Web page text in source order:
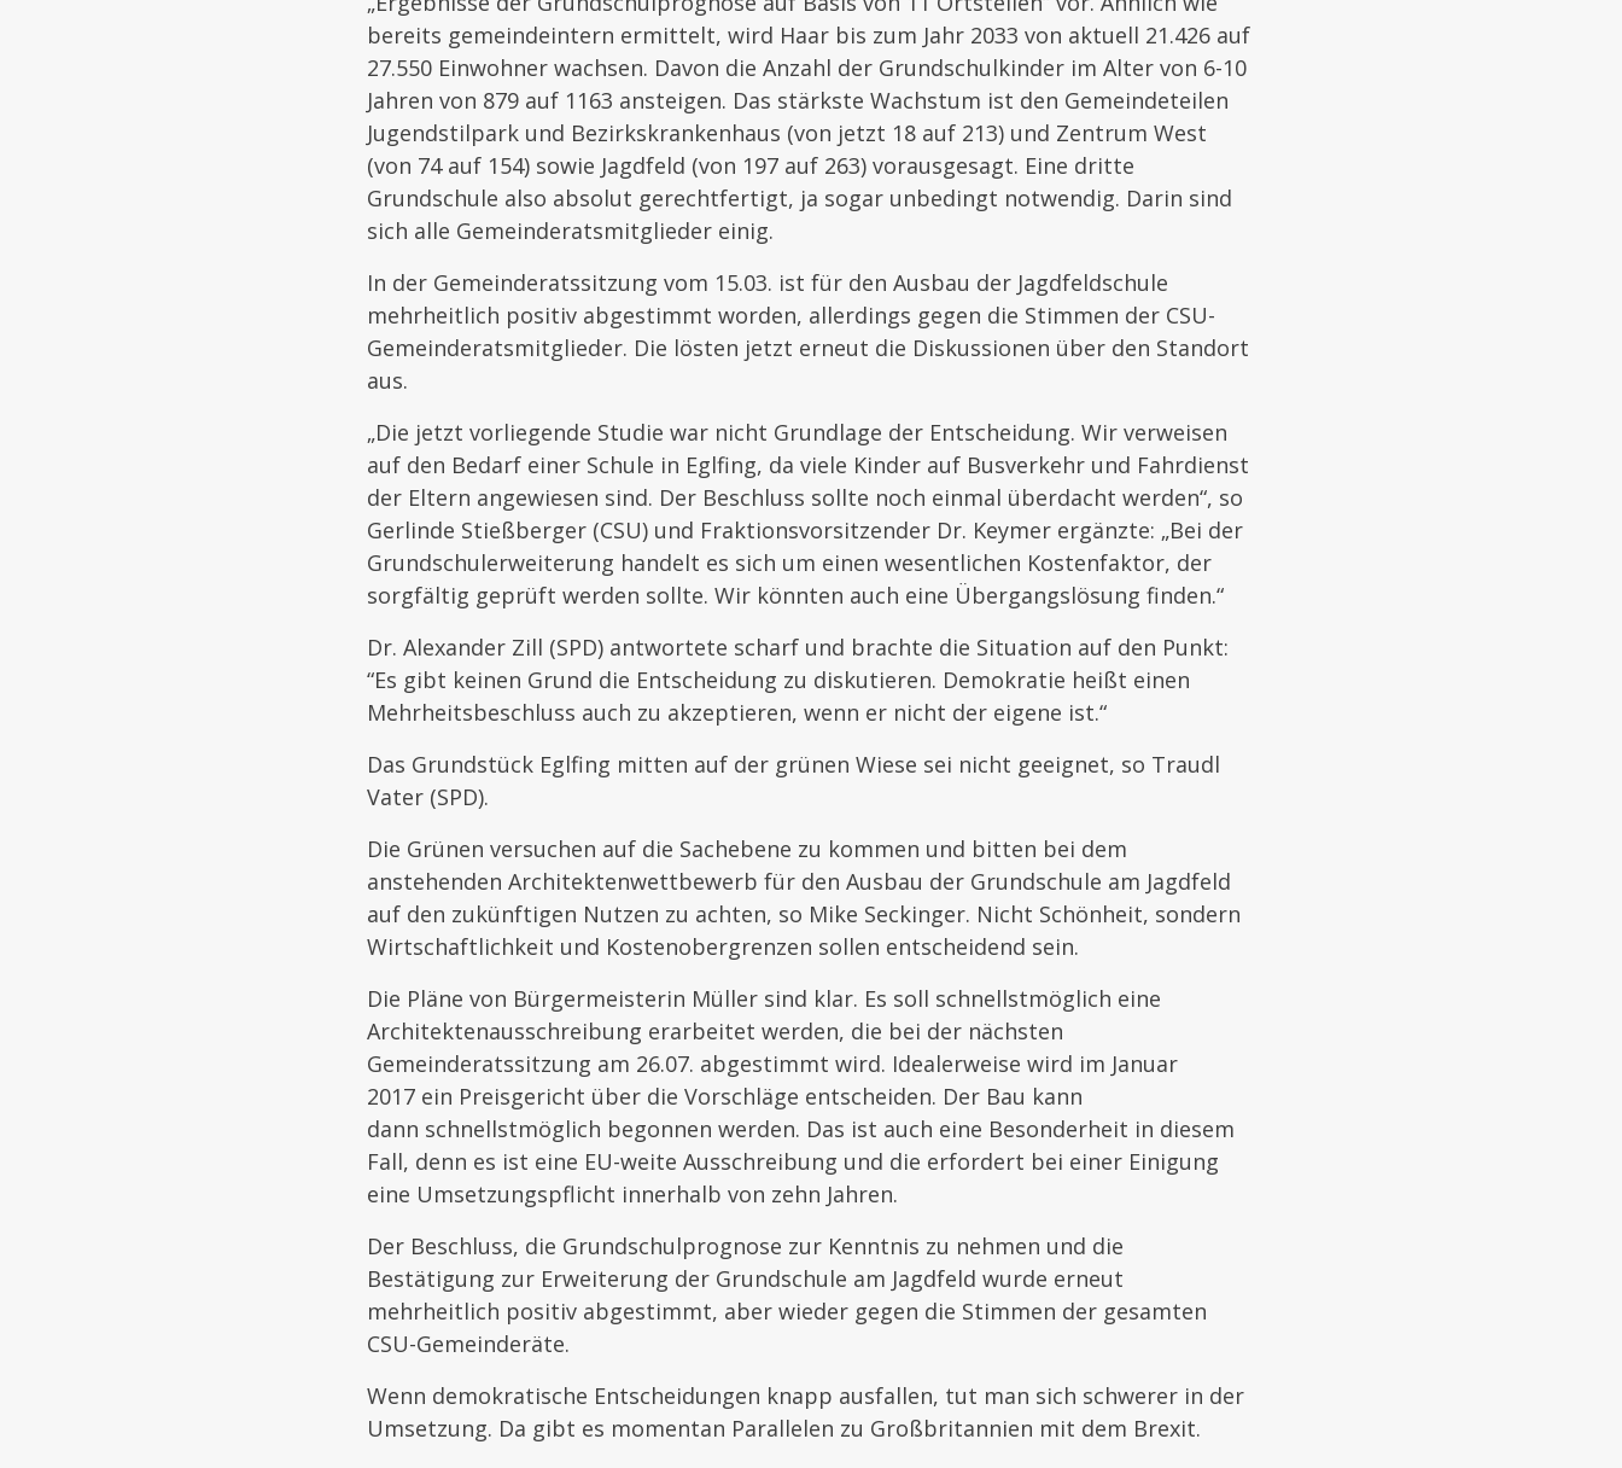
bereits gemeindeintern ermittelt, wird Haar bis zum Jahr 2033 von aktuell 21.426 auf
27.550 Einwohner wachsen. Davon die Anzahl der Grundschulkinder im Alter von 6-10
Jahren von 879 auf 1163 ansteigen. Das stärkste Wachstum ist den Gemeindeteilen
Jugendstilpark und Bezirkskrankenhaus (von jetzt 18 auf 213) und Zentrum West
(von 74 auf 154) sowie Jagdfeld (von 197 auf 263) vorausgesagt. Eine dritte
Grundschule also absolut gerechtfertigt, ja sogar unbedingt notwendig. Darin sind
sich alle Gemeinderatsmitglieder einig.
In der Gemeinderatssitzung vom 15.03. ist für den Ausbau der Jagdfeldschule
mehrheitlich positiv abgestimmt worden, allerdings gegen die Stimmen der CSU-
Gemeinderatsmitglieder. Die lösten jetzt erneut die Diskussionen über den Standort
aus.
„Die jetzt vorliegende Studie war nicht Grundlage der Entscheidung. Wir verweisen
auf den Bedarf einer Schule in Eglfing, da viele Kinder auf Busverkehr und Fahrdienst
der Eltern angewiesen sind. Der Beschluss sollte noch einmal überdacht werden“, so
Gerlinde Stießberger (CSU) und Fraktionsvorsitzender Dr. Keymer ergänzte: „Bei der
Grundschulerweiterung handelt es sich um einen wesentlichen Kostenfaktor, der
sorgfältig geprüft werden sollte. Wir könnten auch eine Übergangslösung finden.“
Dr. Alexander Zill (SPD) antwortete scharf und brachte die Situation auf den Punkt:
“Es gibt keinen Grund die Entscheidung zu diskutieren. Demokratie heißt einen
Mehrheitsbeschluss auch zu akzeptieren, wenn er nicht der eigene ist.“
Das Grundstück Eglfing mitten auf der grünen Wiese sei nicht geeignet, so Traudl
Vater (SPD).
Die Grünen versuchen auf die Sachebene zu kommen und bitten bei dem
anstehenden Architektenwettbewerb für den Ausbau der Grundschule am Jagdfeld
auf den zukünftigen Nutzen zu achten, so Mike Seckinger. Nicht Schönheit, sondern
Wirtschaftlichkeit und Kostenobergrenzen sollen entscheidend sein.
Die Pläne von Bürgermeisterin Müller sind klar. Es soll schnellstmöglich eine
Architektenausschreibung erarbeitet werden, die bei der nächsten
Gemeinderatssitzung am 26.07. abgestimmt wird. Idealerweise wird im Januar
2017 ein Preisgericht über die Vorschläge entscheiden. Der Bau kann
dann schnellstmöglich begonnen werden. Das ist auch eine Besonderheit in diesem
Fall, denn es ist eine EU-weite Ausschreibung und die erfordert bei einer Einigung
eine Umsetzungspflicht innerhalb von zehn Jahren.
Der Beschluss, die Grundschulprognose zur Kenntnis zu nehmen und die
Bestätigung zur Erweiterung der Grundschule am Jagdfeld wurde erneut
mehrheitlich positiv abgestimmt, aber wieder gegen die Stimmen der gesamten
CSU-Gemeinderäte.
Wenn demokratische Entscheidungen knapp ausfallen, tut man sich schwerer in der
Umsetzung. Da gibt es momentan Parallelen zu Großbritannien mit dem Brexit.